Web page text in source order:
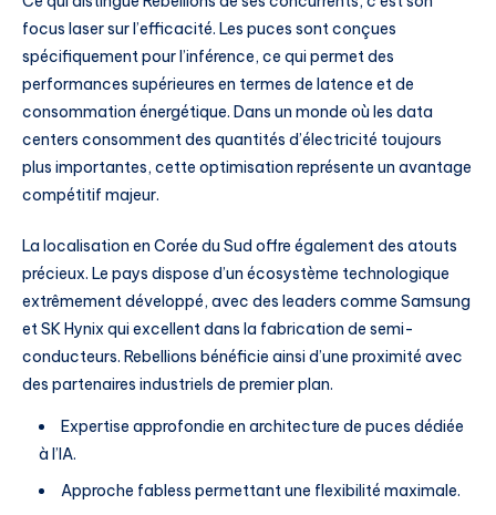
focus laser sur l’efficacité. Les puces sont conçues
spécifiquement pour l’inférence, ce qui permet des
performances supérieures en termes de latence et de
consommation énergétique. Dans un monde où les data
centers consomment des quantités d’électricité toujours
plus importantes, cette optimisation représente un avantage
compétitif majeur.
La localisation en Corée du Sud offre également des atouts
précieux. Le pays dispose d’un écosystème technologique
extrêmement développé, avec des leaders comme Samsung
et SK Hynix qui excellent dans la fabrication de semi-
conducteurs. Rebellions bénéficie ainsi d’une proximité avec
des partenaires industriels de premier plan.
Expertise approfondie en architecture de puces dédiée
à l’IA.
Approche fabless permettant une flexibilité maximale.